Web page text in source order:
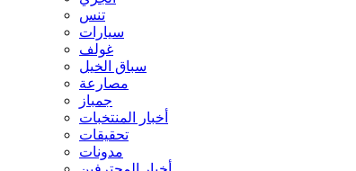
تنس
سيارات
غولف
سباق الخيل
مصارعة
جمباز
أخبار المنتخبات
تحقيقات
مدونات